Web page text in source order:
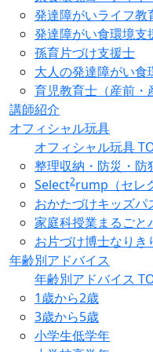
発達障がいライフ教
発達障がい食環境支
孫育片づけ支援士
大人の発達障がい食
育児教育士（産前・
講師紹介
オフィシャル玩具
オフィシャル玩具
整理収納・防災・防
Select2rump（セレ
おかたづけキッズパ
家庭科授業まるごと
お片づけ博士なりき
年齢別アドバイス
年齢別アドバイス
1歳から2歳
3歳から5歳
小学生低学年